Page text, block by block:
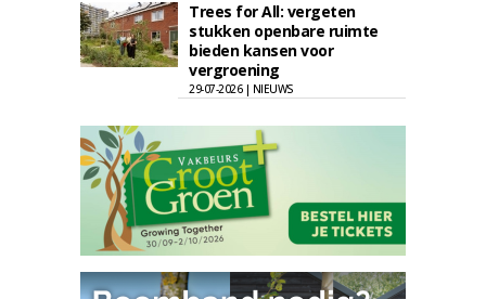
Trees for All: vergeten
stukken openbare ruimte
bieden kansen voor
vergroening
29-07-2026 | NIEUWS